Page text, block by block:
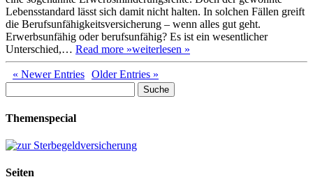
Lebensstandard lässt sich damit nicht halten. In solchen Fällen greift
die Berufsunfähigkeitsversicherung – wenn alles gut geht.
Erwerbsunfähig oder berufsunfähig? Es ist ein wesentlicher
Unterschied,… Read more »weiterlesen »
« Newer Entries Older Entries »
nach:
Themenspecial
Seiten